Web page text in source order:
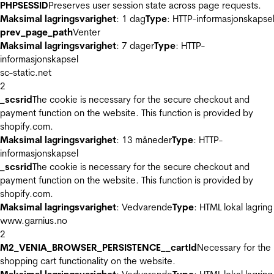
PHPSESSIDPreserves user session state across page requests.
Maksimal lagringsvarighet: 1 dagType: HTTP-informasjonskapsel
prev_page_pathVenter
Maksimal lagringsvarighet: 7 dagerType: HTTP-
informasjonskapsel
sc-static.net
2
_scsridThe cookie is necessary for the secure checkout and
payment function on the website. This function is provided by
shopify.com.
Maksimal lagringsvarighet: 13 månederType: HTTP-
informasjonskapsel
_scsridThe cookie is necessary for the secure checkout and
payment function on the website. This function is provided by
shopify.com.
Maksimal lagringsvarighet: VedvarendeType: HTML lokal lagring
www.garnius.no
2
M2_VENIA_BROWSER_PERSISTENCE__cartIdNecessary for the
shopping cart functionality on the website.